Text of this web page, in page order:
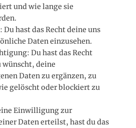
und wie lange sie
hast das Recht deine uns
Daten einzusehen.
Du hast das Recht
deine
Daten zu ergänzen, zu
gelöscht oder blockiert zu
Einwilligung zur
Daten erteilst, hast du das